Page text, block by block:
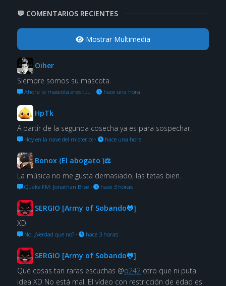
💬 COMENTARIOS RECIENTES
Mostrar Multimedia
Oiher
Siempre somos su mascota.
Ahora la mascota eres tú… · hace una hora
HpTk
A partir de la segunda cosecha ya es para sospechar.
Hoy en la nave del misterio: · hace una hora
Bonox (El abogato )⚖
La música no me gusta demasiado, las tetas bien.
Quake FM: Jonathan Bree· hace 3 horas
SERGIO [Army of Sobando🐸]
XD
No. ¿Verdad que no?· hace 3 horas
SERGIO [Army of Sobando🐸]
Qué cosas tan raras escuchas @q242otro que ni puta
idea XD No está mal. El vídeo con restricción de edad es